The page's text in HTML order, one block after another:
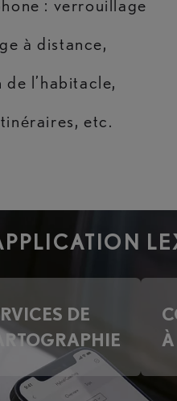
: verrouillage
à distance,
l’habitacle,
etc.
DE